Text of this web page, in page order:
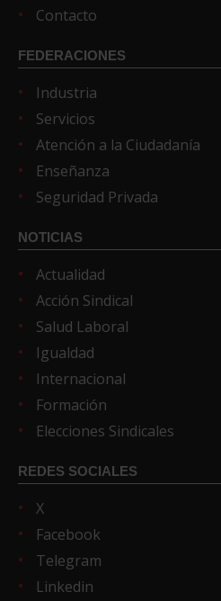
Contacto
FEDERACIONES
Industria
Servicios
Atención a la Ciudadanía
Enseñanza
Seguridad Privada
NOTICIAS
Actualidad
Acción Sindical
Salud Laboral
Igualdad
Internacional
Formación
Elecciones Sindicales
REDES SOCIALES
X
Facebook
Telegram
Linkedin